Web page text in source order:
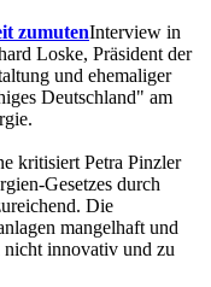
zumutenInterview in
Loske, Präsident der
und ehemaliger
Deutschland" am
kritisiert Petra Pinzler
Gesetzes durch
Die
mangelhaft und
innovativ und zu